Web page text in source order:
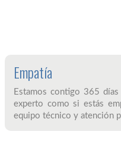
Empatía
Estamos contigo 365
experto como si estás
equipo técnico y atención